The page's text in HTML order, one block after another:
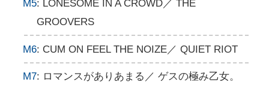
M5: LONESOME IN A CROWD／ THE
GROOVERS
M6: CUM ON FEEL THE NOIZE／ QUIET RIOT
M7: ロマンスがありあまる／ ゲスの極み乙女。